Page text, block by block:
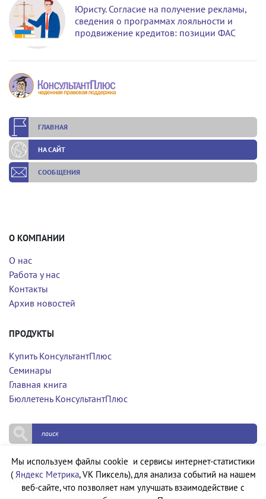
Юристу. Согласие на получение рекламы,
сведения о программах лояльности и
продвижение кредитов: позиции ФАС
ГЛАВНАЯ
НА САЙТ
СООБЩЕНИЯ
О КОМПАНИИ
О нас
Работа у нас
Контакты
Архив новостей
ПРОДУКТЫ
Купить КонсультантПлюс
Семинары
Главная книга
Бюллетень КонсультантПлюс
Политика конфиденциальности
Политика обработки персональных данных
Мы используем файлы cookie и сервисы интернет-статистики
( Яндекс Метрика, VK Пиксель), для анализа событий на нашем
веб-сайте, что позволяет нам улучшать взаимодействие с